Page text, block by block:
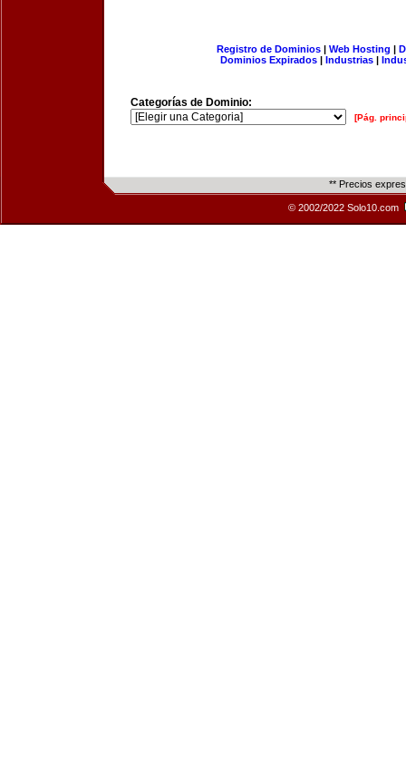
Registro de Dominios| Web Hosting |
Dominios Expirados | Industrias |
Categorías de Dominio:
[Pág.
** Precios
© 2002/2022 Solo10.com